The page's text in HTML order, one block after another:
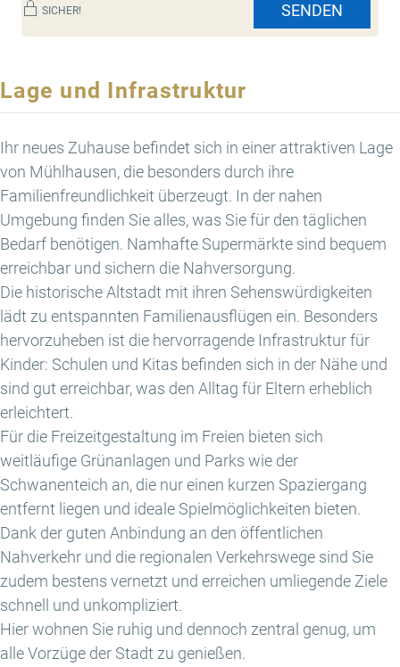
SICHER! SENDEN
Lage und Infrastruktur
Ihr neues Zuhause befindet sich in einer attraktiven Lage
von Mühlhausen, die besonders durch ihre
Familienfreundlichkeit überzeugt. In der nahen
Umgebung finden Sie alles, was Sie für den täglichen
Bedarf benötigen. Namhafte Supermärkte sind bequem
erreichbar und sichern die Nahversorgung.
Die historische Altstadt mit ihren Sehenswürdigkeiten
lädt zu entspannten Familienausflügen ein. Besonders
hervorzuheben ist die hervorragende Infrastruktur für
Kinder: Schulen und Kitas befinden sich in der Nähe und
sind gut erreichbar, was den Alltag für Eltern erheblich
erleichtert.
Für die Freizeitgestaltung im Freien bieten sich
weitläufige Grünanlagen und Parks wie der
Schwanenteich an, die nur einen kurzen Spaziergang
entfernt liegen und ideale Spielmöglichkeiten bieten.
Dank der guten Anbindung an den öffentlichen
Nahverkehr und die regionalen Verkehrswege sind Sie
zudem bestens vernetzt und erreichen umliegende Ziele
schnell und unkompliziert.
Hier wohnen Sie ruhig und dennoch zentral genug, um
alle Vorzüge der Stadt zu genießen.